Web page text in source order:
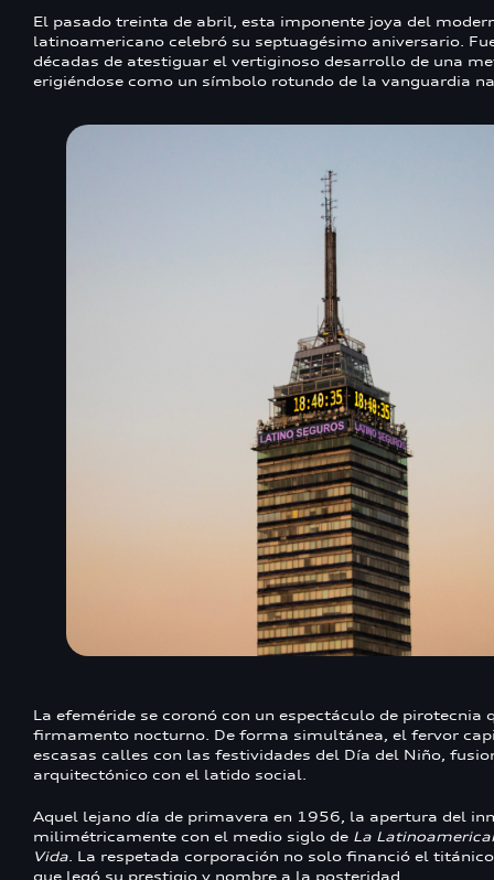
El pasado treinta de abril, esta imponente joya del
latinoamericano celebró su septuagésimo aniversario.
décadas de atestiguar el vertiginoso desarrollo de una
erigiéndose como un símbolo rotundo de la vanguardia
La efeméride se coronó con un espectáculo de pirotecnia
firmamento nocturno. De forma simultánea, el fervor
escasas calles con las festividades del Día del Niño,
arquitectónico con el latido social.
Aquel lejano día de primavera en 1956, la apertura del
milimétricamente con el medio siglo de La
Vida. La respetada corporación no solo financió el
que legó su prestigio y nombre a la posteridad.